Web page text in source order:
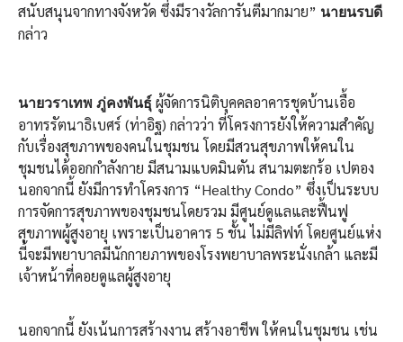
สนับสนุนจากทางจังหวัด ซึ่งมีรางวัลการันตีมากมาย” นายนรบดี
กล่าว
นายวราเทพ ภู่คงพันธุ์ ผู้จัดการนิติบุคคลอาคารชุดบ้านเอื้อ
อาทรรัตนาธิเบศร์ (ท่าอิฐ) กล่าวว่า ที่โครงการยังให้ความสำคัญ
กับเรื่องสุขภาพของคนในชุมชน โดยมีสวนสุขภาพให้คนใน
ชุมชนได้ออกกำลังกาย มีสนามแบดมินตัน สนามตะกร้อ เปตอง
นอกจากนี้ ยังมีการทำโครงการ “Healthy Condo” ซึ่งเป็นระบบ
การจัดการสุขภาพของชุมชนโดยรวม มีศูนย์ดูแลและฟื้นฟู
สุขภาพผู้สูงอายุ เพราะเป็นอาคาร 5 ชั้น ไม่มีลิฟท์ โดยศูนย์แห่ง
นี้จะมีพยาบาลมีนักกายภาพของโรงพยาบาลพระนั่งเกล้า และมี
เจ้าหน้าที่คอยดูแลผู้สูงอายุ
นอกจากนี้ ยังเน้นการสร้างงาน สร้างอาชีพ ให้คนในชุมชน เช่น